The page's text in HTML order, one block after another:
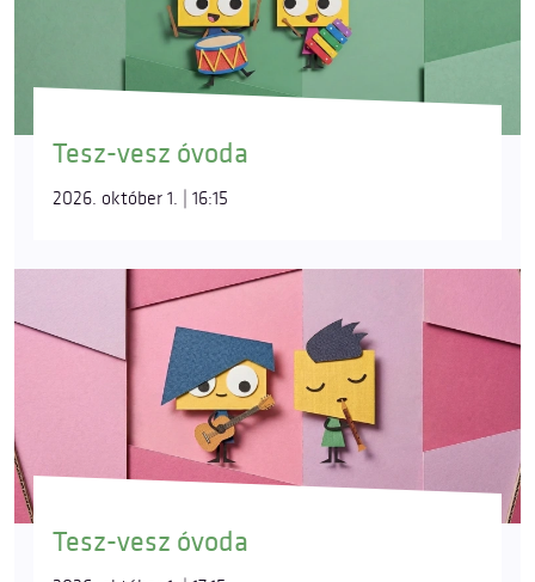
Tesz-vesz óvoda
2026. október 1. | 16:15
Tesz-vesz óvoda